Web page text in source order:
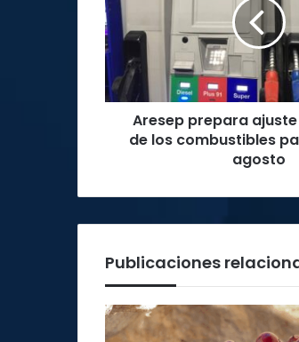
en
el
precio
de
los
combustibles
agosto
Aresep prepara
de los combustibles
agosto
Publicaciones